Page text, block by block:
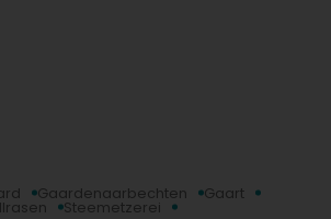
Gaardenaarbechten Gaart
Steemetzerei